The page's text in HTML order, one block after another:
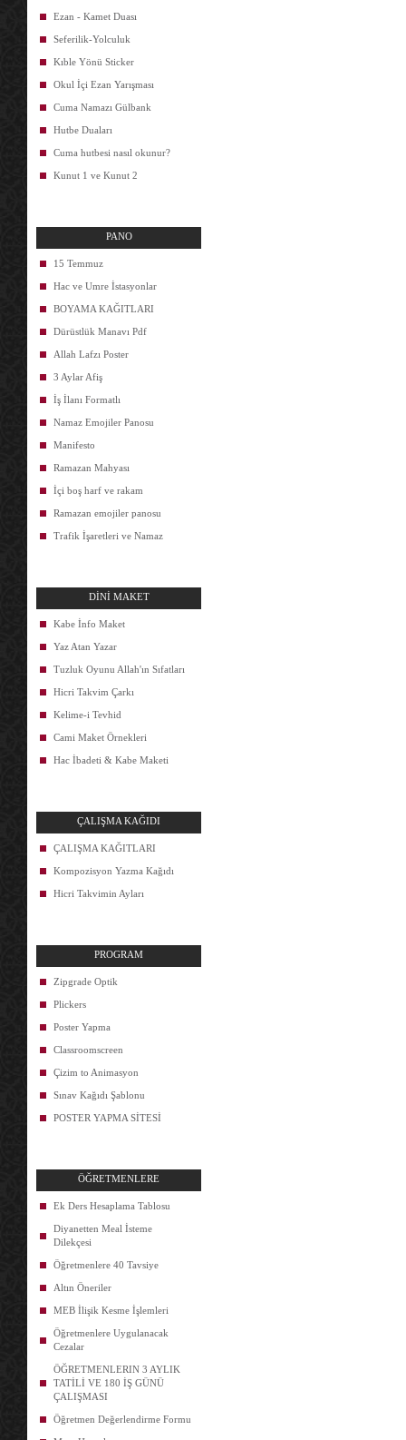
Ezan - Kamet Duası
Seferilik-Yolculuk
Kıble Yönü Sticker
Okul İçi Ezan Yarışması
Cuma Namazı Gülbank
Hutbe Duaları
Cuma hutbesi nasıl okunur?
Kunut 1 ve Kunut 2
PANO
15 Temmuz
Hac ve Umre İstasyonlar
BOYAMA KAĞITLARI
Dürüstlük Manavı Pdf
Allah Lafzı Poster
3 Aylar Afiş
İş İlanı Formatlı
Namaz Emojiler Panosu
Manifesto
Ramazan Mahyası
İçi boş harf ve rakam
Ramazan emojiler panosu
Trafik İşaretleri ve Namaz
DİNİ MAKET
Kabe İnfo Maket
Yaz Atan Yazar
Tuzluk Oyunu Allah'ın Sıfatları
Hicri Takvim Çarkı
Kelime-i Tevhid
Cami Maket Örnekleri
Hac İbadeti & Kabe Maketi
ÇALIŞMA KAĞIDI
ÇALIŞMA KAĞITLARI
Kompozisyon Yazma Kağıdı
Hicri Takvimin Ayları
PROGRAM
Zipgrade Optik
Plickers
Poster Yapma
Classroomscreen
Çizim to Animasyon
Sınav Kağıdı Şablonu
POSTER YAPMA SİTESİ
ÖĞRETMENLERE
Ek Ders Hesaplama Tablosu
Diyanetten Meal İsteme
Dilekçesi
Öğretmenlere 40 Tavsiye
Altın Öneriler
MEB İlişik Kesme İşlemleri
Öğretmenlere Uygulanacak
Cezalar
ÖĞRETMENLERIN 3 AYLIK
TATİLİ VE 180 İŞ GÜNÜ
ÇALIŞMASI
Öğretmen Değerlendirme Formu